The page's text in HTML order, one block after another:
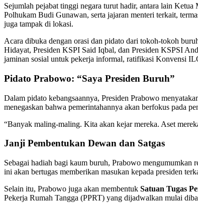
Sejumlah pejabat tinggi negara turut hadir, antara lain
Polhukam Budi Gunawan, serta jajaran menteri terkait,
juga tampak di lokasi.
Acara dibuka dengan orasi dan pidato dari tokoh-tokoh
Hidayat, Presiden KSPI Said Iqbal, dan Presiden KSPSI
jaminan sosial untuk pekerja informal, ratifikasi Konvensi
Pidato Prabowo: “Saya Presiden Buruh”
Dalam pidato kebangsaannya, Presiden Prabowo
menegaskan bahwa pemerintahannya akan berfokus pada
“Banyak maling-maling. Kita akan kejar mereka. Aset
Janji Pembentukan Dewan dan Satgas
Sebagai hadiah bagi kaum buruh, Prabowo mengumumkan
ini akan bertugas memberikan masukan kepada presiden
Selain itu, Prabowo juga akan membentuk Satuan Tugas
Pekerja Rumah Tangga (PPRT) yang dijadwalkan mulai